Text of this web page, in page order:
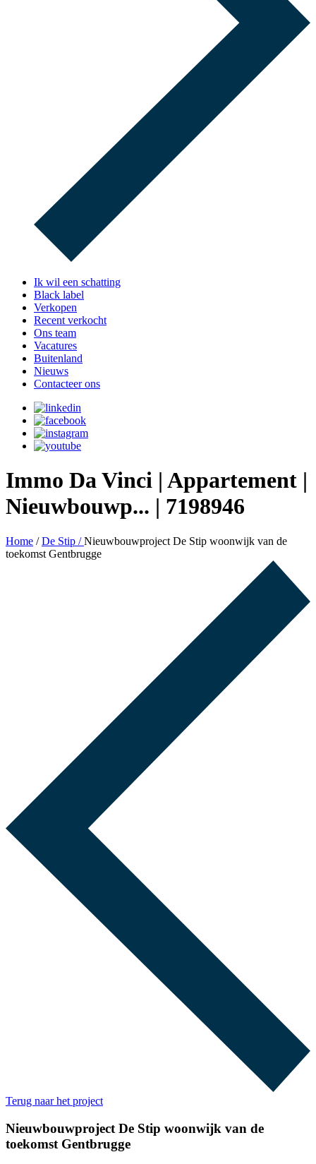
Ik wil een schatting
Black label
Verkopen
Recent verkocht
Ons team
Vacatures
Buitenland
Nieuws
Contacteer ons
Immo Da Vinci | Appartement |
Nieuwbouwp... | 7198946
Home / De Stip /Nieuwbouwproject De Stip woonwijk van de
toekomst Gentbrugge
Terug naar het project
Nieuwbouwproject De Stip woonwijk van de
toekomst Gentbrugge